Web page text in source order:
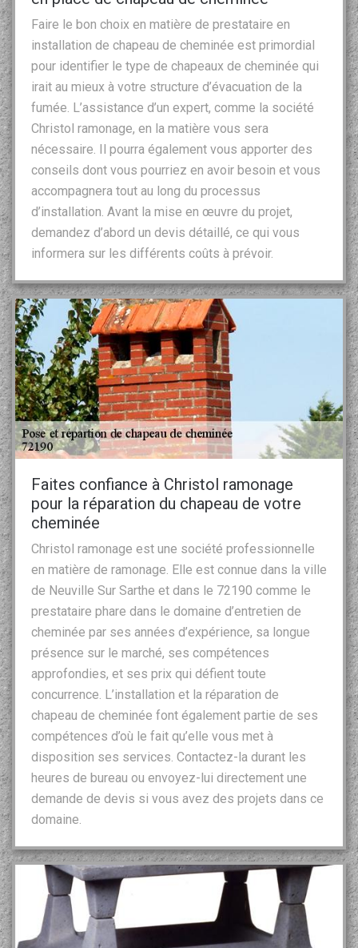
Faire le bon choix en matière de prestataire en
installation de chapeau de cheminée est primordial
pour identifier le type de chapeaux de cheminée qui
irait au mieux à votre structure d’évacuation de la
fumée. L’assistance d’un expert, comme la société
Christol ramonage, en la matière vous sera
nécessaire. Il pourra également vous apporter des
conseils dont vous pourriez en avoir besoin et vous
accompagnera tout au long du processus
d’installation. Avant la mise en œuvre du projet,
demandez d’abord un devis détaillé, ce qui vous
informera sur les différents coûts à prévoir.
Faites confiance à Christol ramonage
pour la réparation du chapeau de votre
cheminée
Christol ramonage est une société professionnelle
en matière de ramonage. Elle est connue dans la ville
de Neuville Sur Sarthe et dans le 72190 comme le
prestataire phare dans le domaine d’entretien de
cheminée par ses années d’expérience, sa longue
présence sur le marché, ses compétences
approfondies, et ses prix qui défient toute
concurrence. L’installation et la réparation de
chapeau de cheminée font également partie de ses
compétences d’où le fait qu’elle vous met à
disposition ses services. Contactez-la durant les
heures de bureau ou envoyez-lui directement une
demande de devis si vous avez des projets dans ce
domaine.